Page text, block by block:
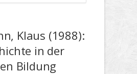
Klaus (1988):
in der
Bildung